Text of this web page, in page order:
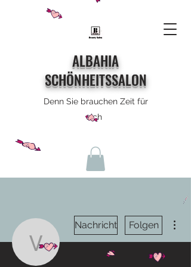
ALBAHIA
SCHÖNHEITSSALON
Denn Sie brauchen Zeit für
sich
viaketouk
Nachricht Folgen